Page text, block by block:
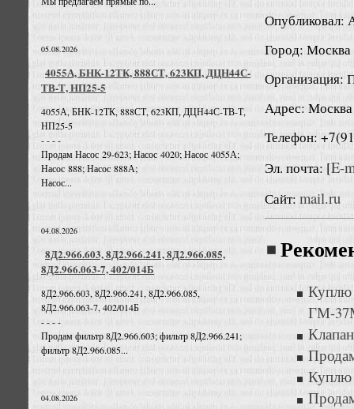
05.08.2026
4055А, БНК-12ТК, 888СТ, 623КП, ДЦН44С-
ТВ-Т, НП25-5
4055А, БНК-12ТК, 888СТ, 623КП, ДЦН44С-ТВ-Т,
НП25-5
- - - -
Продам Насос 29-623; Насос 4020; Насос 4055А;
Насос 888; Насос 888А;
Насос...
04.08.2026
8Д2.966.603, 8Д2.966.241, 8Д2.966.085,
8Д2.966.063-7, 402/014Б
8Д2.966.603, 8Д2.966.241, 8Д2.966.085,
8Д2.966.063-7, 402/014Б
- - - -
Продам фильтр 8Д2.966.603; фильтр 8Д2.966.241;
фильтр 8Д2.966.085...
04.08.2026
Опубликовал:
Город: Москва
Организация:
Адрес: Москва
Телефон:
Эл. почта: [E-
Сайт: mail.ru
ГМ-